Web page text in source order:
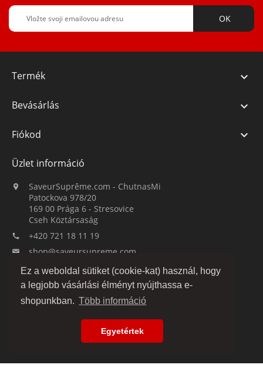
Ez a weboldal sütiket (cookie-kat) használ, hogy
a legjobb vásárlási élményt nyújthassa e-
shopunkban. Több információ
Egyetértek
Termék 
Bevásárlás 
Fiókod 
Üzlet információ

SaveurSuprême.com - ChutnasMi
Patockova 978/20
169 00 Prága 6 - Stresovice
Cseh Köztársaság
 +420 721 18 11 19
 shop@saveursupreme.com
Figyelj minket: